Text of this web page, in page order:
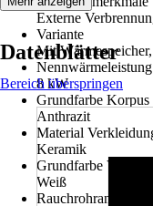
Externe
Variante
Mit
Nennwärmeleistung
8 kW
Grundfarbe Korpus
Anthrazit
Material
Keramik
Grundfarbe
Weiß
Rauchrohranschluss
Datenblätter
Bereich überspringen